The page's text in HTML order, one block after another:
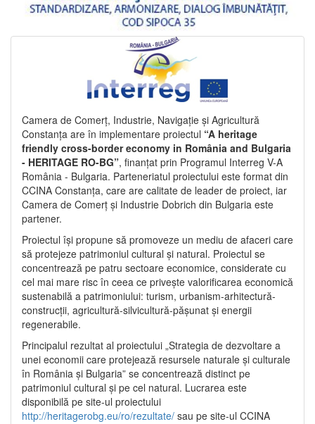
Camera de Comerț, Industrie, Navigație și Agricultură
Constanța are în implementare proiectul “A heritage
friendly cross-border economy in România and Bulgaria
- HERITAGE RO-BG”, finanțat prin Programul Interreg V-A
România - Bulgaria. Parteneriatul proiectului este format din
CCINA Constanța, care are calitate de leader de proiect, iar
Camera de Comerț și Industrie Dobrich din Bulgaria este
partener.
Proiectul își propune să promoveze un mediu de afaceri care
să protejeze patrimoniul cultural și natural. Proiectul se
concentrează pe patru sectoare economice, considerate cu
cel mai mare risc în ceea ce privește valorificarea economică
sustenabilă a patrimoniului: turism, urbanism-arhitectură-
construcții, agricultură-silvicultură-pășunat și energii
regenerabile.
Principalul rezultat al proiectului „Strategia de dezvoltare a
unei economii care protejează resursele naturale și culturale
în România și Bulgaria” se concentrează distinct pe
patrimoniul cultural și pe cel natural. Lucrarea este
disponibilă pe site-ul proiectului
http://heritagerobg.eu/ro/rezultate/ sau pe site-ul CCINA